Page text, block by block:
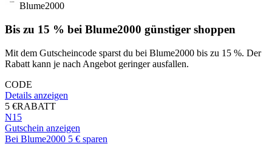
Blume2000
Bis zu 15 % bei Blume2000 günstiger shoppen
Mit dem Gutscheincode sparst du bei Blume2000 bis zu 15 %. Der
Rabatt kann je nach Angebot geringer ausfallen.
CODE
Details anzeigen
5 €RABATT
N15
Gutschein anzeigen
Bei Blume2000 5 € sparen